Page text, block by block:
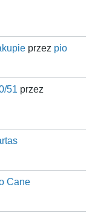
przez pio
51 przez
Cane